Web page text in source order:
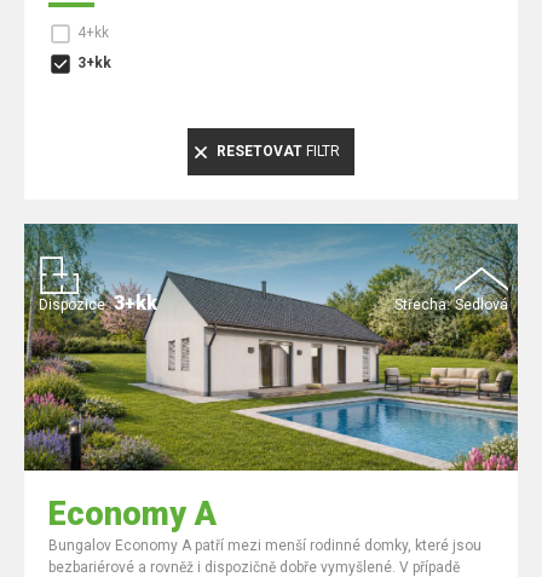
4+kk
3+kk
RESETOVAT FILTR
Střecha: Sedlová
Dispozice: 3+kk
Economy A
Bungalov Economy A patří mezi menší rodinné domky, které jsou
bezbariérové a rovněž i dispozičně dobře vymyšlené. V případě